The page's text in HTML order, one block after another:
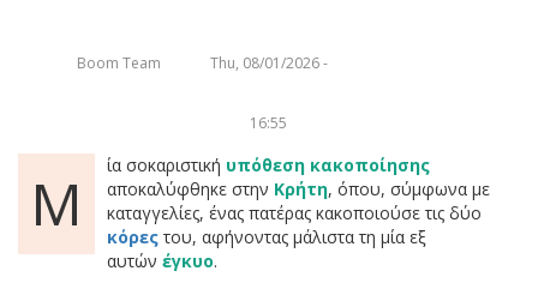
Boom Team Thu, 08/01/2026 -
16:55
Μ ία σοκαριστική υπόθεση κακοποίησης
αποκαλύφθηκε στην Κρήτη, όπου, σύμφωνα με
καταγγελίες, ένας πατέρας κακοποιούσε τις δύο
κόρες του, αφήνοντας μάλιστα τη μία εξ
αυτών έγκυο.